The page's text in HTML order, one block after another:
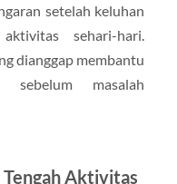
setelah keluhan
sehari-hari.
dianggap membantu
sebelum masalah
Aktivitas